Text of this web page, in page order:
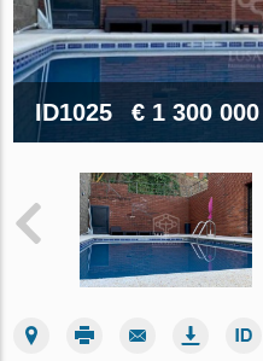
ID1025 € 1 300 000